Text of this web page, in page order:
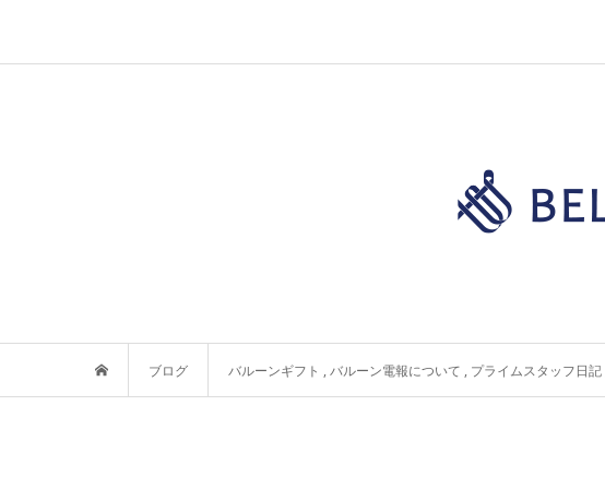
ブログ バルーンギフト ,バルーン電報について , プライムスタッフ日記